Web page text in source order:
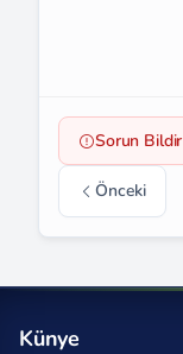
Sorun Bildir
Önceki
Künye